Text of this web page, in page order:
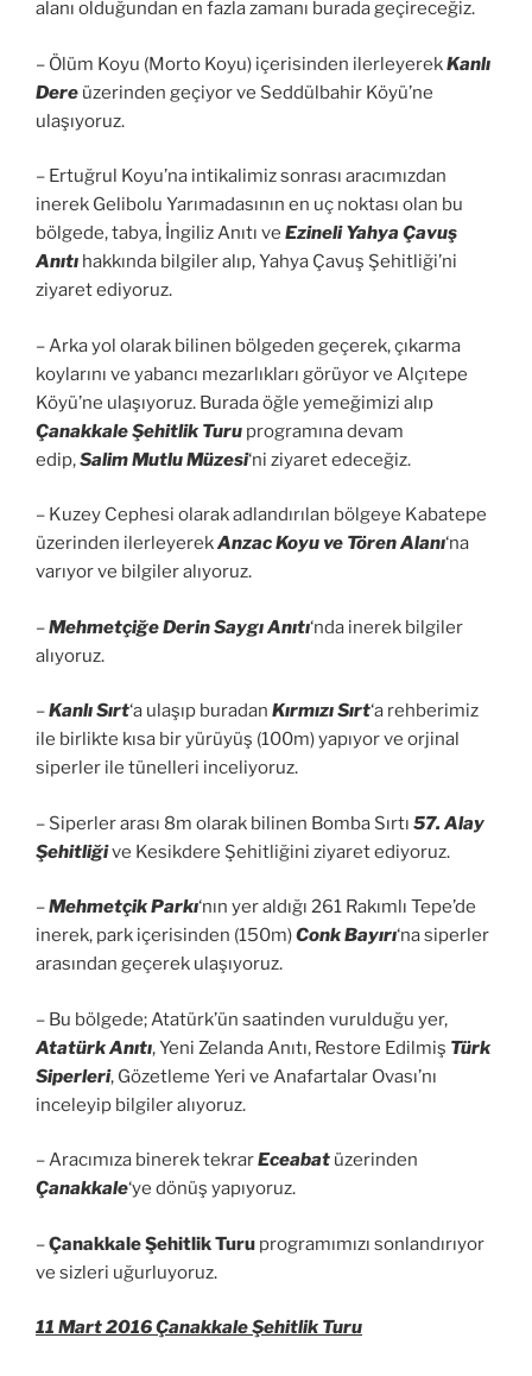
alanı olduğundan en fazla zamanı burada geçireceğiz.
– Ölüm Koyu (Morto Koyu) içerisinden ilerleyerekKanlı
Dere üzerinden geçiyor ve Seddülbahir Köyü’ne
ulaşıyoruz.
– Ertuğrul Koyu’na intikalimiz sonrası aracımızdan
inerek Gelibolu Yarımadasının en uç noktası olan bu
bölgede, tabya, İngiliz Anıtı ve Ezineli Yahya Çavuş
Anıtı hakkında bilgiler alıp, Yahya Çavuş Şehitliği’ni
ziyaret ediyoruz.
– Arka yol olarak bilinen bölgeden geçerek, çıkarma
koylarını ve yabancı mezarlıkları görüyor ve Alçıtepe
Köyü’ne ulaşıyoruz. Burada öğle yemeğimizi alıp
Çanakkale Şehitlik Turu programına devam
edip,Salim Mutlu Müzesi‘ni ziyaret edeceğiz.
– Kuzey Cephesi olarak adlandırılan bölgeye Kabatepe
üzerinden ilerleyerekAnzac Koyu ve Tören Alanı‘na
varıyor ve bilgiler alıyoruz.
–Mehmetçiğe Derin Saygı Anıtı‘nda inerek bilgiler
alıyoruz.
–Kanlı Sırt‘a ulaşıp buradan Kırmızı Sırt‘a rehberimiz
ile birlikte kısa bir yürüyüş (100m) yapıyor ve orjinal
siperler ile tünelleri inceliyoruz.
– Siperler arası 8m olarak bilinen Bomba Sırtı 57. Alay
Şehitliğive Kesikdere Şehitliğini ziyaret ediyoruz.
–Mehmetçik Parkı‘nın yer aldığı 261 Rakımlı Tepe’de
inerek, park içerisinden (150m)Conk Bayırı‘na siperler
arasından geçerek ulaşıyoruz.
– Bu bölgede; Atatürk’ün saatinden vurulduğu yer,
Atatürk Anıtı, Yeni Zelanda Anıtı, Restore Edilmiş Türk
Siperleri, Gözetleme Yeri ve Anafartalar Ovası’nı
inceleyip bilgiler alıyoruz.
– Aracımıza binerek tekrarEceabat üzerinden
Çanakkale‘ye dönüş yapıyoruz.
–Çanakkale Şehitlik Turu programımızı sonlandırıyor
ve sizleri uğurluyoruz.
11 Mart 2016 Çanakkale Şehitlik Turu